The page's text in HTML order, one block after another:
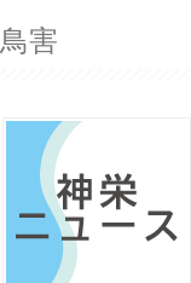
鳥害